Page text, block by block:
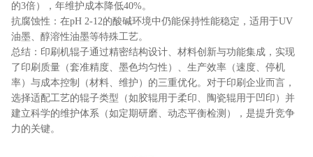
的3倍），年维护成本降低40%。
抗腐蚀性：在pH 2-12的酸碱环境中仍能保持性能稳定，适用于UV
油墨、醇溶性油墨等特殊工艺。
总结：印刷机辊子通过精密结构设计、材料创新与功能集成，实现
了印刷质量（套准精度、墨色均匀性）、生产效率（速度、停机
率）与成本控制（材料、维护）的三重优化。对于印刷企业而言，
选择适配工艺的辊子类型（如胶辊用于柔印、陶瓷辊用于凹印）并
建立科学的维护体系（如定期研磨、动态平衡检测），是提升竞争
力的关键。